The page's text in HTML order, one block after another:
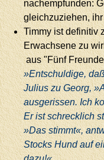
nachempfunden:
gleichzuziehen,
Timmy ist definitiv
Erwachsene zu
aus "Fünf
»Entschuldige,
Julius zu Georg,
ausgerissen. Ich
Er ist schrecklich
»Das stimmt«,
Stocks Hund auf